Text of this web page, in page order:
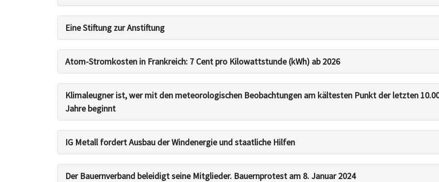
Eine Stiftung zur Anstiftung
Atom-Stromkosten in Frankreich: 7 Cent pro Kilowattstunde (kWh) ab 2026
Klimaleugner ist, wer mit den meteorologischen Beobachtungen am kältesten Punkt der letzten
Jahre beginnt
IG Metall fordert Ausbau der Windenergie und staatliche Hilfen
Der Bauernverband beleidigt seine Mitglieder. Bauernprotest am 8. Januar 2024